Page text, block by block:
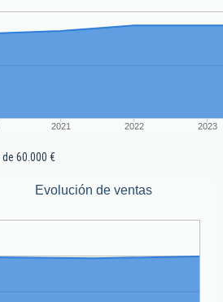
2021 2022 2023
de 60.000 €
Evolución de ventas